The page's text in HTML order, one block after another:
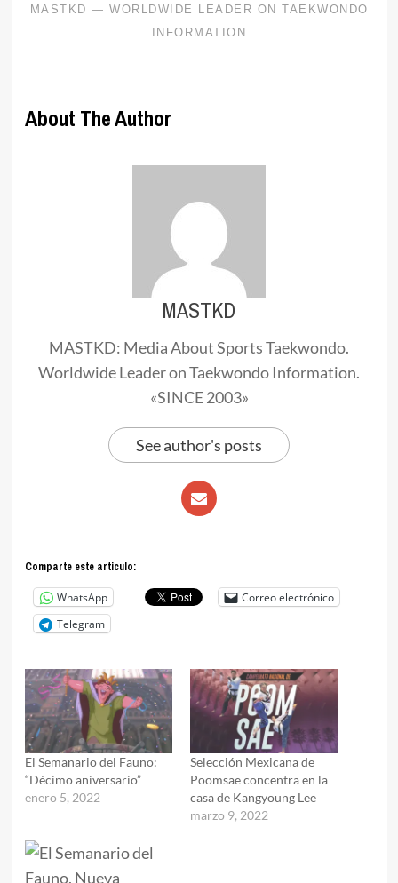
About The Author
MASTKD
MASTKD: Media About Sports Taekwondo.
Worldwide Leader on Taekwondo Information.
«SINCE 2003»
See author's posts
Comparte este articulo:
WhatsApp
Correo electrónico
Telegram
El Semanario del Fauno:
“Décimo aniversario”
enero 5, 2022
Selección Mexicana de
Poomsae concentra en la
casa de Kangyoung Lee
marzo 9, 2022